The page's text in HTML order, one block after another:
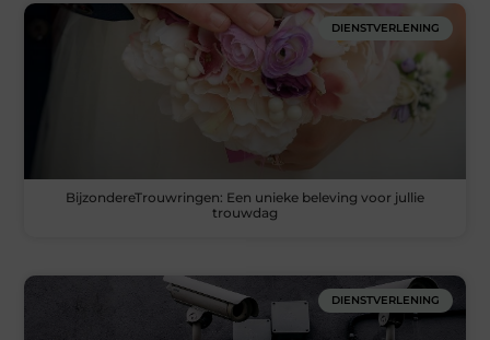
DIENSTVERLENING
BijzondereTrouwringen: Een unieke beleving voor jullie
trouwdag
DIENSTVERLENING